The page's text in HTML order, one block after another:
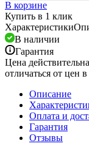
В корзине
Купить в 1 клик
Характеристики
В наличии
Гарантия
Цена
отличаться от цен
Описание
Оплата и
Гарантия
Отзывы